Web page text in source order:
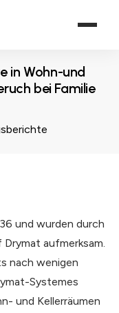
in Wohn-und
bei Familie
und wurden durch
aufmerksam.
nach wenigen
Systemes
und Kellerräumen